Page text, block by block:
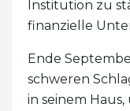
Institution zu
finanzielle
Ende
schweren
in seinem